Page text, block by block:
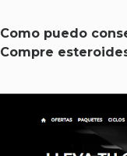
Como puedo
Compre